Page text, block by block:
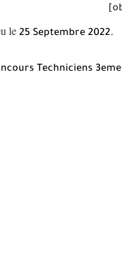
le 25 Septembre 2022.
Techniciens